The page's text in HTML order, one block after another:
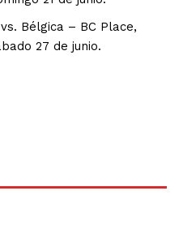
Bélgica – BC Place,
27 de junio.